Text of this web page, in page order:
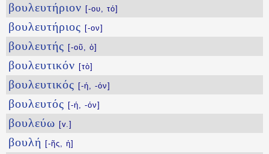
βουλευτήριον [-ου, τό]
βουλευτήριος [-ον]
βουλευτής [-οῦ, ὁ]
βουλευτικόν [τὸ]
βουλευτικός [-ή, -όν]
βουλευτός [-ή, -όν]
βουλεύω [v.]
βουλή [-ῆς, ἡ]